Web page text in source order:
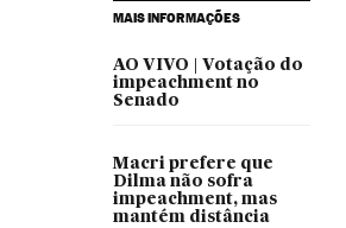
MAIS INFORMAÇÕES
AO VIVO | Votação do
impeachment no
Senado
Macri prefere que
Dilma não sofra
impeachment, mas
mantém distância